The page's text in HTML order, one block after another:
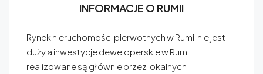
INFORMACJE O RUMII
Rynek nieruchomości pierwotnych w Rumii nie jest
duży a inwestycje deweloperskie w Rumii
realizowane są głównie przez lokalnych